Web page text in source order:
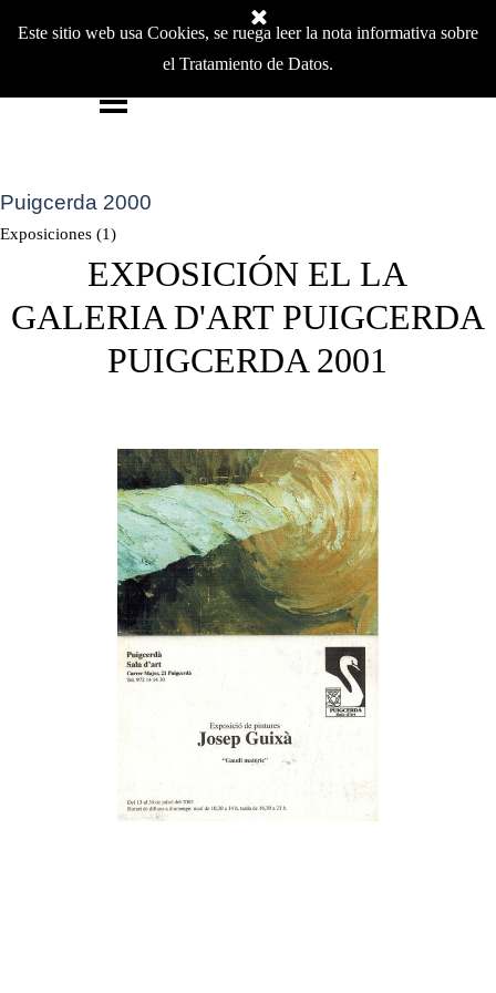
Este sitio web usa Cookies, se ruega leer la nota informativa sobre
el Tratamiento de Datos.
Josep Guixà
Pintor matérico
Puigcerda 2000
Exposiciones (1)
EXPOSICIÓN EL LA
GALERIA D'ART PUIGCERDA
PUIGCERDA 2001